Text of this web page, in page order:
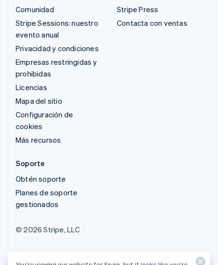
Comunidad
Stripe Sessions: nuestro
evento anual
Privacidad y condiciones
Empresas restringidas y
prohibidas
Licencias
Mapa del sitio
Configuración de
cookies
Más recursos
Stripe Press
Contacta con ventas
Soporte
Obtén soporte
Planes de soporte
gestionados
© 2026 Stripe, LLC